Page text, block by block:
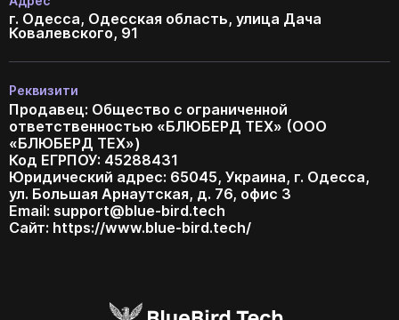
г. Одесса, Одесская область, улица Дача
Ковалевского, 91
Реквизити
Продавец: Общество с ограниченной
ответственностью «БЛЮБЕРД ТЕХ» (ООО
«БЛЮБЕРД ТЕХ»)
Код ЕГРПОУ: 45288431
Юридический адрес: 65045, Украина, г. Одесса,
ул. Большая Арнаутская, д. 76, офис 3
Email: support@blue-bird.tech
Сайт: https://www.blue-bird.tech/